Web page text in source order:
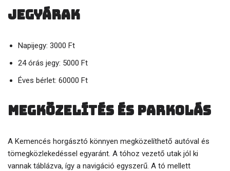
Jegyárak
Napijegy: 3000 Ft
24 órás jegy: 5000 Ft
Éves bérlet: 60000 Ft
Megközelítés és parkolás
A Kemencés horgásztó könnyen megközelíthető autóval és
tömegközlekedéssel egyaránt. A tóhoz vezető utak jól ki
vannak táblázva, így a navigáció egyszerű. A tó mellett